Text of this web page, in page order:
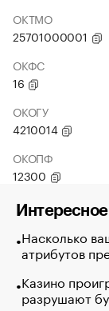
ОКТМО
25701000001
ОКФС
16
ОКОГУ
4210014
ОКОПФ
12300
Насколько
атрибутов
Казино
разрушают